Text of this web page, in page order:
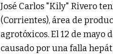
José Carlos "Kily" Rivero
(Corrientes), área de
agrotóxicos. El 12 de
causado por una falla